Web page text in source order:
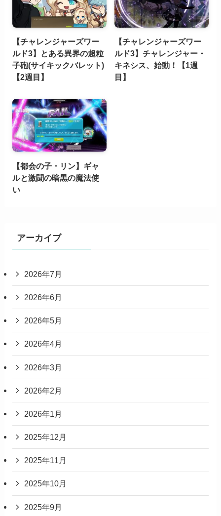
【チャレンジャーズワー
ルド3】とある異界の超粒
子砲(サイキックバレット)
【2週目】
【チャレンジャーズワー
ルド3】チャレンジャー・
キネシス、始動！【1週
目】
【都会の子・リン】ギャ
ルと激闘の暗黒の魔法使
い
アーカイブ
2026年7月
2026年6月
2026年5月
2026年4月
2026年3月
2026年2月
2026年1月
2025年12月
2025年11月
2025年10月
2025年9月